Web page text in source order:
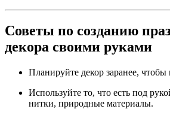
Советы по созданию
декора своими руками
Планируйте декор заранее,
Используйте то, что есть под
нитки, природные материалы.